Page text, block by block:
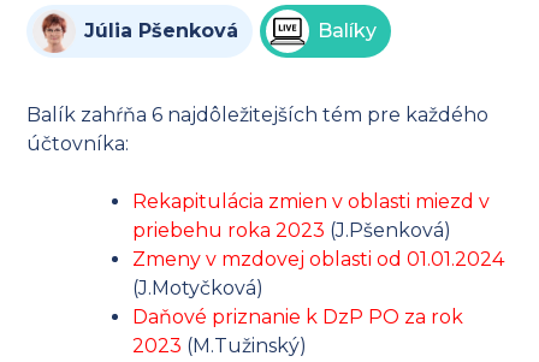
Júlia Pšenková Balíky
Balík zahŕňa 6 najdôležitejších tém pre každého
účtovníka:
Rekapitulácia zmien v oblasti miezd v
priebehu roka 2023 (J.Pšenková)
Zmeny v mzdovej oblasti od 01.01.2024
(J.Motyčková)
Daňové priznanie k DzP PO za rok
2023 (M.Tužinský)